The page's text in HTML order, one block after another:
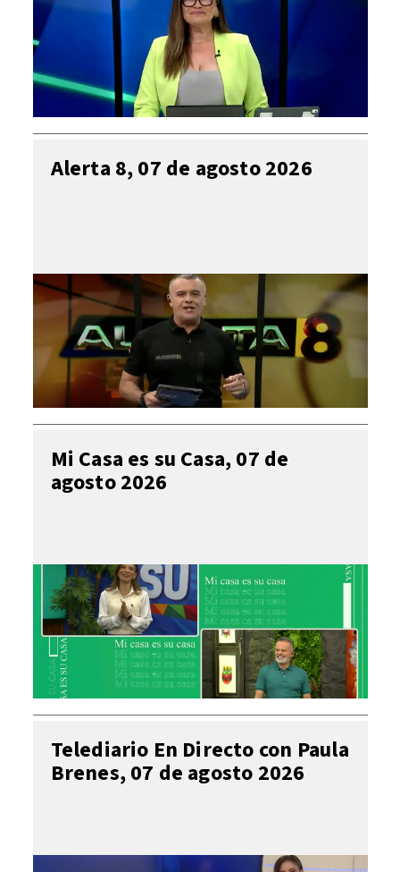
Alerta 8, 07 de agosto 2026
Mi Casa es su Casa, 07 de
agosto 2026
Telediario En Directo con Paula
Brenes, 07 de agosto 2026